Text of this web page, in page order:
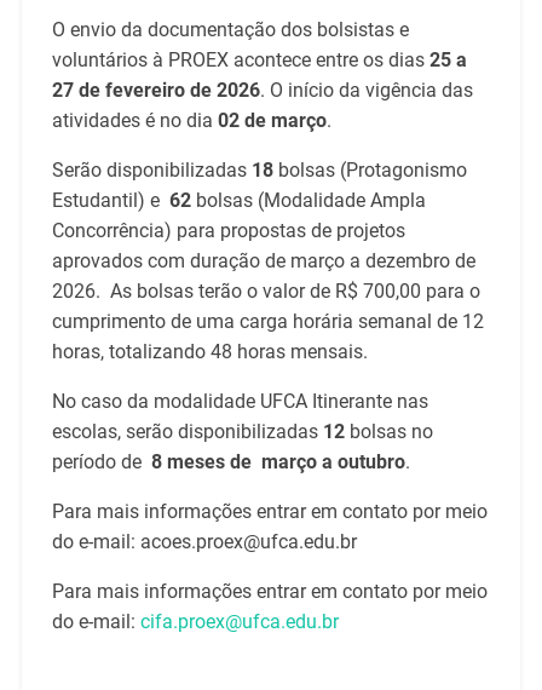
O envio da documentação dos bolsistas e
voluntários à PROEX acontece entre os dias 25 a
27 de fevereiro de 2026. O início da vigência das
atividades é no dia 02 de março.
Serão disponibilizadas 18 bolsas (Protagonismo
Estudantil) e 62bolsas (Modalidade Ampla
Concorrência) para propostas de projetos
aprovados com duração de março a dezembro de
2026. As bolsas terão o valor de R$ 700,00 para o
cumprimento de uma carga horária semanal de 12
horas, totalizando 48 horas mensais.
No caso da modalidade UFCA Itinerante nas
escolas, serão disponibilizadas 12bolsas no
período de 8 meses de março a outubro.
Para mais informações entrar em contato por meio
do e-mail: acoes.proex@ufca.edu.br
Para mais informações entrar em contato por meio
do e-mail: cifa.proex@ufca.edu.br